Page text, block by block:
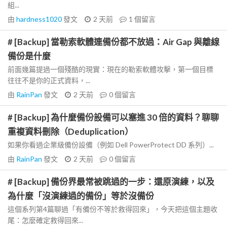
組...
由 hardness1020發文 2 天前 1 個留言
# [Backup] 當勒索軟體連備份都不放過：Air Gap 與離線
備份是什麼
前面幾篇提過一個殘酷的現實：現在的勒索軟體攻擊，第一個目標
往往不是你的正式資料，...
由 RainPan 發文 2 天前 0個留言
# [Backup] 為什麼備份設備可以塞進 30 倍的資料？聊聊
重複資料刪除（Deduplication）
如果你看過企業級備份設備（例如 Dell PowerProtect DD 系列）...
由 RainPan 發文 2 天前 0個留言
# [Backup] 備份界最常被跳過的一步：還原演練，以及
為什麼「沒演練過的備份」等於沒備份
這個系列第4篇聊過「有備份不等於救得回來」，今天把這個主題收
尾：怎麼確定救得回來...